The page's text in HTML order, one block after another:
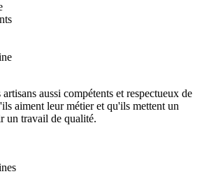
aussi compétents et respectueux de
aiment leur métier et qu'ils mettent un
un travail de qualité.